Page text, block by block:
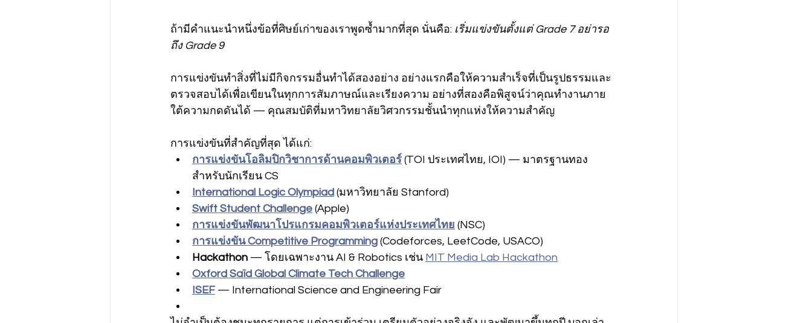
ถ้ามีคำแนะนำหนึ่งข้อที่ศิษย์เก่าของเราพูดซ้ำมากที่สุด นั่นคือ: เริ่มแข่งขันตั้งแต่ Grade 7 อย่ารอ
ถึง Grade 9
การแข่งขันทำสิ่งที่ไม่มีกิจกรรมอื่นทำได้สองอย่าง อย่างแรกคือให้ความสำเร็จที่เป็นรูปธรรมและ
ตรวจสอบได้เพื่อเขียนในทุกการสัมภาษณ์และเรียงความ อย่างที่สองคือพิสูจน์ว่าคุณทำงานภาย
ใต้ความกดดันได้ — คุณสมบัติที่มหาวิทยาลัยวิศวกรรมชั้นนำทุกแห่งให้ความสำคัญ
การแข่งขันที่สำคัญที่สุด ได้แก่:
การแข่งขันโอลิมปิกวิชาการด้านคอมพิวเตอร์ (TOI ประเทศไทย, IOI) — มาตรฐานทอง
สำหรับนักเรียน CS
International Logic Olympiad (มหาวิทยาลัย Stanford)
Swift Student Challenge (Apple)
การแข่งขันพัฒนาโปรแกรมคอมพิวเตอร์แห่งประเทศไทย (NSC)
การแข่งขัน Competitive Programming (Codeforces, LeetCode, USACO)
Hackathon — โดยเฉพาะงาน AI & Robotics เช่น MIT Media Lab Hackathon
Oxford Saïd Global Climate Tech Challenge
ISEF — International Science and Engineering Fair